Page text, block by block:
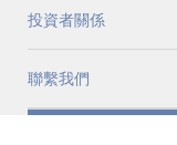
投資者關係
聯繫我們